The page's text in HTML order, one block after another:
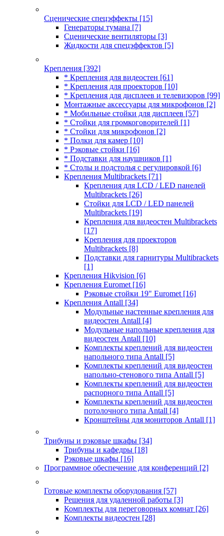
Сценические спецэффекты [15]
Генераторы тумана [7]
Сценические вентиляторы [3]
Жидкости для спецэффектов [5]
Крепления [392]
* Крепления для видеостен [61]
* Крепления для проекторов [10]
* Крепления для дисплеев и телевизоров [99]
Монтажные аксессуары для микрофонов [2]
* Мобильные стойки для дисплеев [57]
* Стойки для громкоговорителей [1]
* Стойки для микрофонов [2]
* Полки для камер [10]
* Рэковые стойки [16]
* Подставки для наушников [1]
* Столы и подстолья с регулировкой [6]
Крепления Multibrackets [71]
Крепления для LCD / LED панелей
Multibrackets [26]
Стойки для LCD / LED панелей
Multibrackets [19]
Крепления для видеостен Multibrackets
[17]
Крепления для проекторов
Multibrackets [8]
Подставки для гарнитуры Multibrackets
[1]
Крепления Hikvision [6]
Крепления Euromet [16]
Рэковые стойки 19" Euromet [16]
Крепления Antall [34]
Модульные настенные крепления для
видеостен Antall [4]
Модульные напольные крепления для
видеостен Antall [10]
Комплекты креплений для видеостен
напольного типа Antall [5]
Комплекты креплений для видеостен
напольно-стенового типа Antall [5]
Комплекты креплений для видеостен
распорного типа Antall [5]
Комплекты креплений для видеостен
потолочного типа Antall [4]
Кронштейны для мониторов Antall [1]
Трибуны и рэковые шкафы [34]
Трибуны и кафедры [18]
Рэковые шкафы [16]
Программное обеспечение для конференций [2]
Готовые комплекты оборудования [57]
Решения для удаленной работы [3]
Комплекты для переговорных комнат [26]
Комплекты видеостен [28]